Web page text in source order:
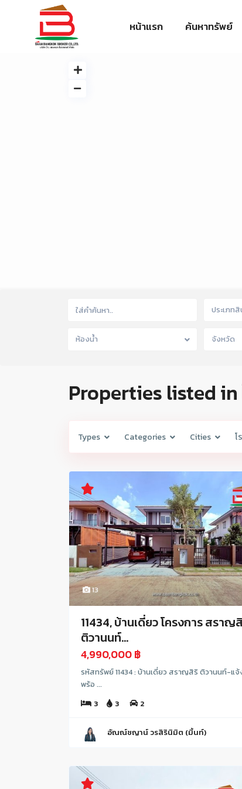
หน้าแรก ค้นหาทรัพย์
ประเภท
ห้องน้ำ จังหวัด
Properties listed
Types Categories Cities โ
13
11434, บ้านเดี่ยว โครงการ สราญ
ติวานนท์...
4,990,000 ฿
รหัสทรัพย์ 11434 : บ้านเดี่ยว สราญสิริ ติวานนท์-แ
พร้อ ...
3
3 2
อัณณ์ชญาน์ วรสิรินิมิต (มิ้นท์)